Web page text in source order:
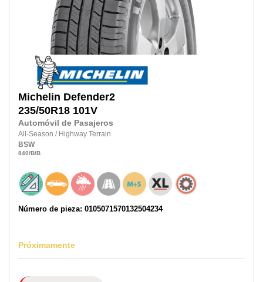
Michelin Defender2
235/50R18 101V
Automóvil de Pasajeros
All-Season / Highway Terrain
BSW
840/B/B
Número de pieza: 0105071570132504234
Próximamente